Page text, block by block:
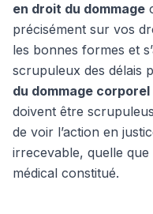
en droit du dommage
précisément sur vos
les bonnes formes et
scrupuleux des délais
du dommage corporel
doivent être
de voir l’action en
irrecevable, quelle
médical constitué.